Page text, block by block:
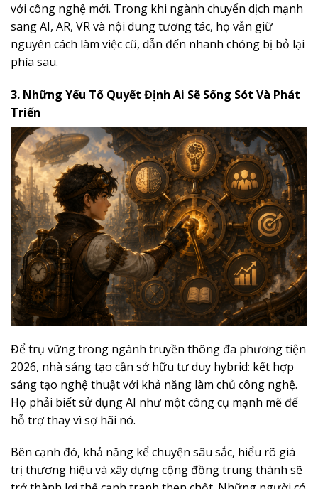
với công nghệ mới. Trong khi ngành chuyển dịch mạnh
sang AI, AR, VR và nội dung tương tác, họ vẫn giữ
nguyên cách làm việc cũ, dẫn đến nhanh chóng bị bỏ lại
phía sau.
3. Những Yếu Tố Quyết Định Ai Sẽ Sống Sót Và Phát
Triển
Để trụ vững trong ngành truyền thông đa phương tiện
2026, nhà sáng tạo cần sở hữu tư duy hybrid: kết hợp
sáng tạo nghệ thuật với khả năng làm chủ công nghệ.
Họ phải biết sử dụng AI như một công cụ mạnh mẽ để
hỗ trợ thay vì sợ hãi nó.
Bên cạnh đó, khả năng kể chuyện sâu sắc, hiểu rõ giá
trị thương hiệu và xây dựng cộng đồng trung thành sẽ